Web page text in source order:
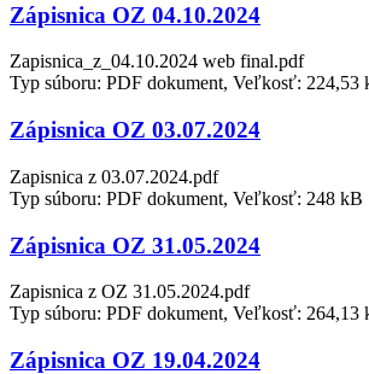
Zápisnica OZ 04.10.2024
Zapisnica_z_04.10.2024 web final.pdf
Typ súboru: PDF dokument, Veľkosť: 224,53
Zápisnica OZ 03.07.2024
Zapisnica z 03.07.2024.pdf
Typ súboru: PDF dokument, Veľkosť: 248 kB
Zápisnica OZ 31.05.2024
Zapisnica z OZ 31.05.2024.pdf
Typ súboru: PDF dokument, Veľkosť: 264,13
Zápisnica OZ 19.04.2024